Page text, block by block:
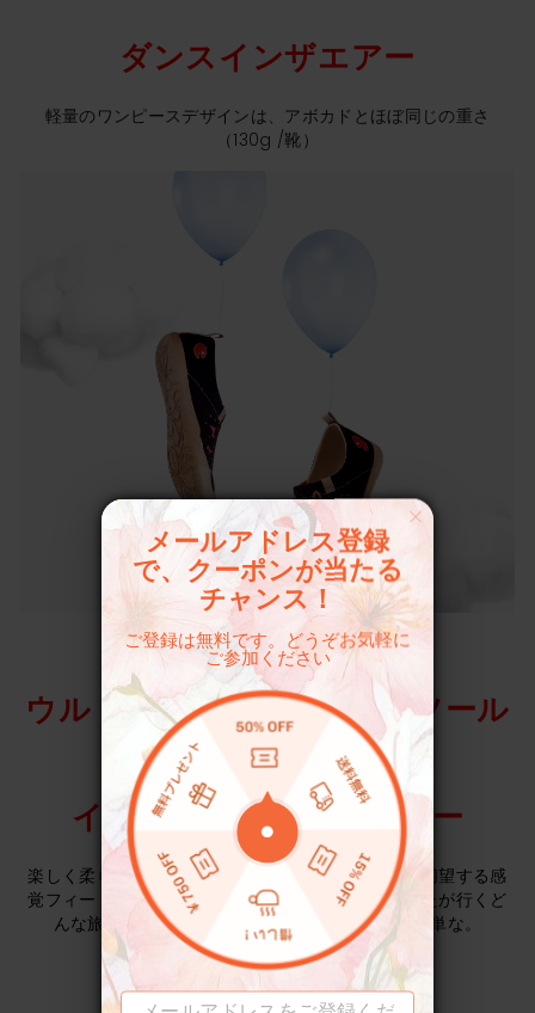
ダンスインザエアー
軽量のワンピースデザインは、アボカドとほぼ同じの重さ
（130g /靴）
ウルトラソフトEVAアウトソール
イージーパックアンドゴー
楽しく柔らかいと折りたたみ可能な材料は、彼らが切望する感
覚フィードバックであなたの足を提示します。あなたが行くど
んな旅行のためにでも荷物にパックされるのが簡単な。
メールアドレス登録
で、クーポンが当たる
チャンス！
ご登録は無料です。どうぞお気軽に
ご参加ください